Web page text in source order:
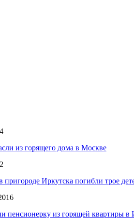
из горящего дома в Москве
пригороде Иркутска погибли трое
пенсионерку из горящей квартиры в